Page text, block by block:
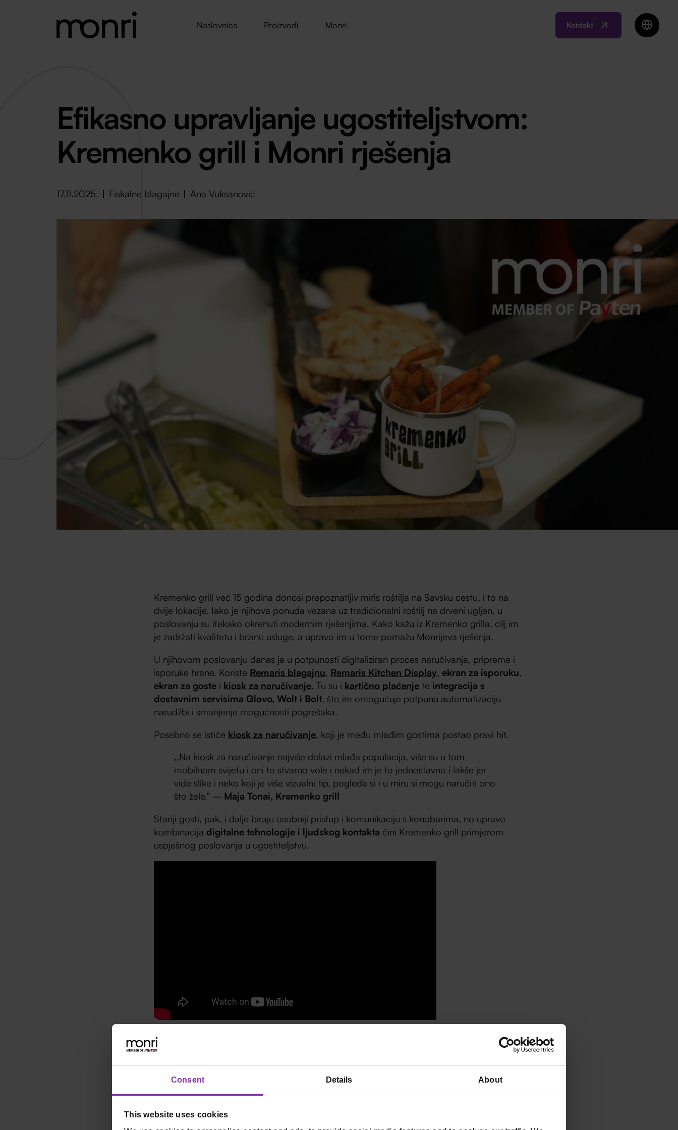
Consent Details About
This website uses cookies
Naslovnica Proizvodi Monri Kontakt
Efikasno upravljanje ugostiteljstvom:
Kremenko grill i Monri rješenja
17.11.2025. Fiskalne blagajne Ana Vuksanović
Kremenko grill već 15 godina donosi prepoznatljiv miris roštilja na Savsku cestu, i to na
dvije lokacije. Iako je njihova ponuda vezana uz tradicionalni roštilj na drveni ugljen, u
poslovanju su itekako okrenuti modernim rješenjima. Kako kažu iz Kremenko grilla, cilj im
je zadržati kvalitetu i brzinu usluge, a upravo im u tome pomažu Monrijeva rješenja.
U njihovom poslovanju danas je u potpunosti digitaliziran proces naručivanja, pripreme i
isporuke hrane. Koriste Remaris blagajnu, Remaris Kitchen Display, ekran za isporuku,
ekran za goste i kiosk za naručivanje. Tu su i kartično plaćanje te integracija s
dostavnim servisima Glovo, Wolt i Bolt, što im omogućuje potpunu automatizaciju
narudžbi i smanjenje mogućnosti pogrešaka.
Posebno se ističe kiosk za naručivanje, koji je među mlađim gostima postao pravi hit.
,,Na kiosk za naručivanje najviše dolazi mlađa populacija, više su u tom
mobilnom svijetu i oni to stvarno vole i nekad im je to jednostavno i lakše jer
vide slike i neko koji je više vizualni tip, pogleda si i u miru si mogu naručiti ono
što žele.” – Maja Tonai, Kremenko grill
Stariji gosti, pak, i dalje biraju osobniji pristup i komunikaciju s konobarima, no upravo
kombinacija digitalne tehnologije i ljudskog kontakta čini Kremenko grill primjerom
uspješnog poslovanja u ugostiteljstvu.
isporuke sada je znatno brži i točniji. Sve narudžbe ulaze direktno u sustav, što ubrzava
Zahvaljujući
Monrijevoj integraciji sa dostavnim službama